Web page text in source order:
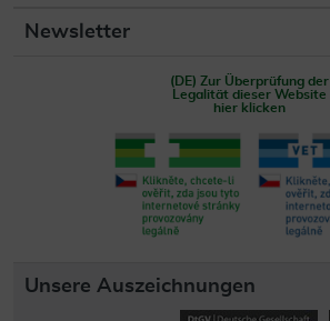
Newsletter
(DE) Zur Überprüfung der
Legalität dieser Website
hier klicken
Unsere Auszeichnungen